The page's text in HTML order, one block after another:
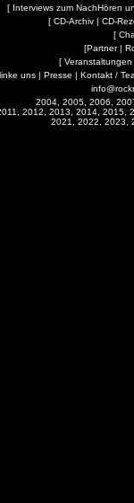
[ Interviews zum NachHören
[ CD-Archiv| CD-
[
[Partner|
[ Veranstaltungen
uns | Presse | Kontakt /
2004, 2005, 2006,
2012, 2013, 2014, 2015,
2021, 2022, 2023,